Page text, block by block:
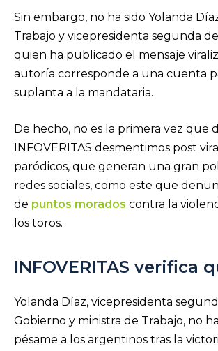
Sin embargo, no ha sido Yolanda
Trabajo y vicepresidenta segunda
quien ha publicado el mensaje
autoría corresponde a una cuenta
suplanta a la mandataria.
De hecho, no es la primera vez que
INFOVERITAS desmentimos post
paródicos, que generan una gran
redes sociales, como este que
de puntos morados contra la
los toros.
INFOVERITAS verifica
Yolanda Díaz, vicepresidenta
Gobierno y ministra de Trabajo, no
pésame a los argentinos tras la